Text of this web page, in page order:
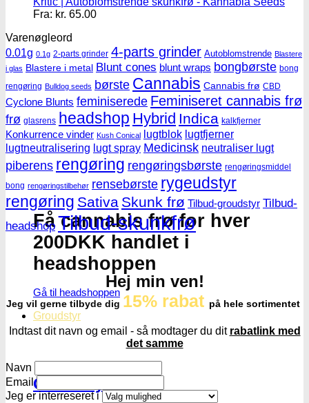
Få cannabis frø for hver
200DKK handlet i
headshoppen
Gå til headshoppen
Groudstyr
Groudstyr
Fra: kr. 65.00
Varenøgleord
0.01g 0.1g 2-parts grinder 4-parts grinder Autoblomstrende Blastere
i glas Blastere i metal Blunt cones blunt wraps bongbørste bong
rengøring Bulldog seeds børste Cannabis Cannabis frø CBD
Cyclone Blunts feminiserede Feminiseret cannabis frø
frø glasrens headshop Hybrid Indica kalkfjerner
Konkurrence vinder Kush Conical lugtblok lugtfjerner
lugtneutralisering lugt spray Medicinsk neutraliser lugt
piberens rengøring rengøringsbørste rengøringsmiddel
bong rengøringstilbehør rensebørste rygeudstyr
rengøring Sativa Skunk frø Tilbud-groudstyr Tilbud-
headshop Tilbud-skunkfrø
Hej min ven!
Jeg vil gerne tilbyde dig 15% rabat på hele sortimentet
Indtast dit navn og email - så modtager du dit rabatlink med
det samme
Navn
Email
Jeg er interreseret i